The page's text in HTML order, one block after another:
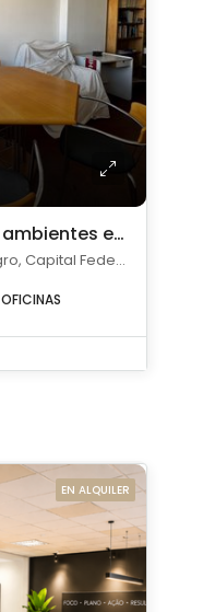
Venta de Oficina dos ambientes en Almagro
Av. Pueyrredón 480, Almagro, Capital Federal
OFICINAS
EN ALQUILER